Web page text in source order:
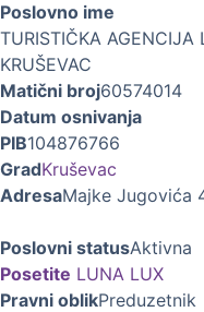
Poslovno ime
TURISTIČKA
KRUŠEVAC
Matični broj60574014
Datum osnivanja
PIB104876766
GradKruševac
AdresaMajke Jugovića
Poslovni statusAktivna
Posetite LUNA LUX
Pravni oblikPreduzetnik